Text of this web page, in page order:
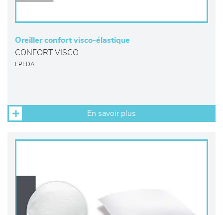
Oreiller confort visco-élastique
CONFORT VISCO
EPEDA
En savoir plus